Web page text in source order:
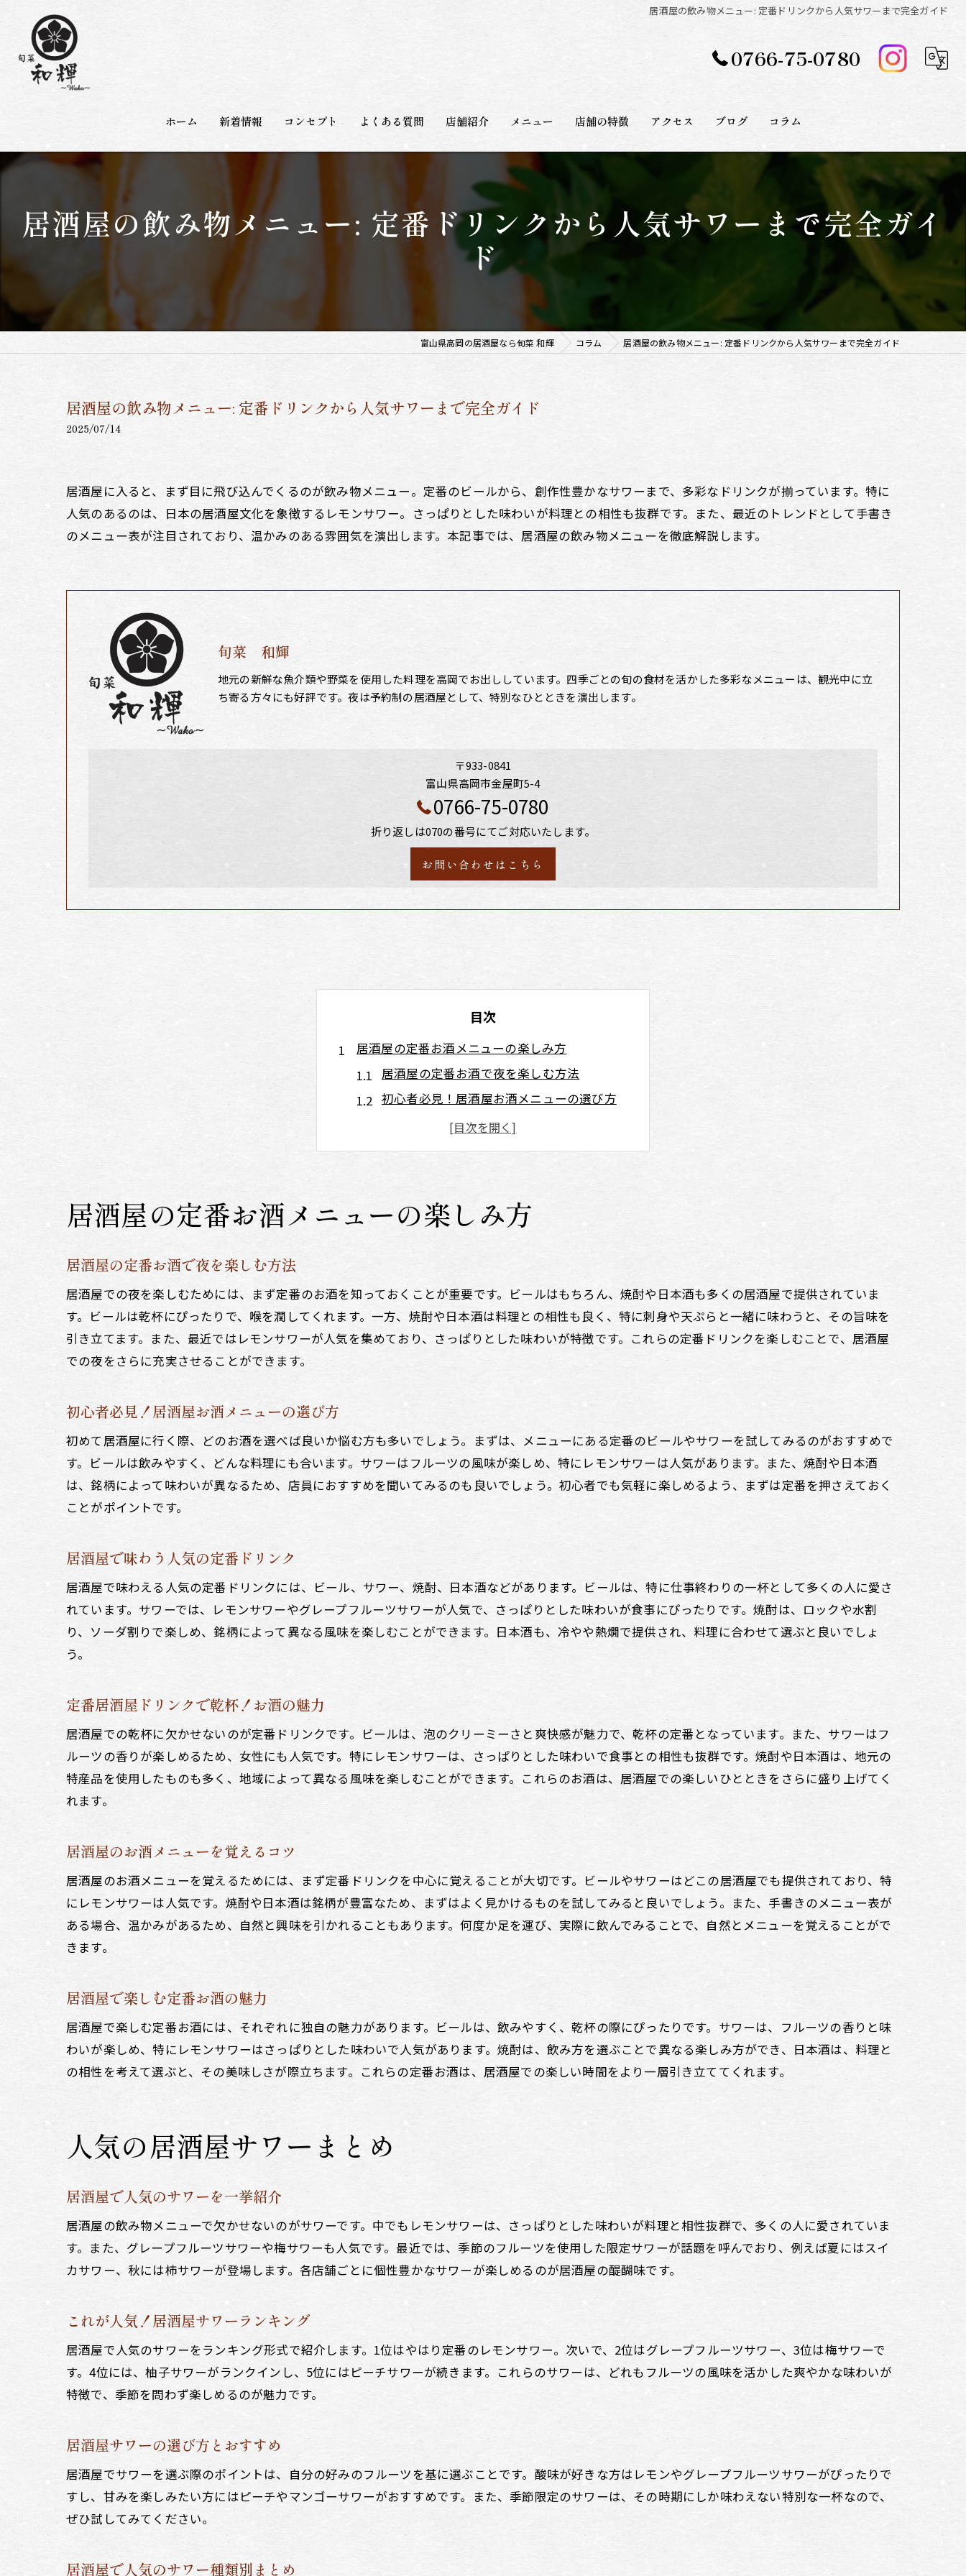
居酒屋の飲み物メニュー: 定番ドリンクから人気サワーまで完全ガイド
0766-75-0780
ホーム 新着情報 コンセプト よくある質問 店舗紹介 メニュー 店舗の特徴
宴会
アクセス ブログ コラム
居酒屋の飲み物メニュー: 定番ドリンクから人気サワーまで完全ガイ
ド
富山県高岡の居酒屋なら旬菜 和輝 コラム 居酒屋の飲み物メニュー: 定番ドリンクから人気サワーまで完全ガイド
居酒屋の飲み物メニュー: 定番ドリンクから人気サワーまで完全ガイド
2025/07/14
居酒屋に入ると、まず目に飛び込んでくるのが飲み物メニュー。定番のビールから、創作性豊かなサワーまで、多彩なドリンクが揃っています。特に
人気のあるのは、日本の居酒屋文化を象徴するレモンサワー。さっぱりとした味わいが料理との相性も抜群です。また、最近のトレンドとして手書き
のメニュー表が注目されており、温かみのある雰囲気を演出します。本記事では、居酒屋の飲み物メニューを徹底解説します。
旬菜 和輝
地元の新鮮な魚介類や野菜を使用した料理を高岡でお出ししています。四季ごとの旬の食材を活かした多彩なメニューは、観光中に立
ち寄る方々にも好評です。夜は予約制の居酒屋として、特別なひとときを演出します。
〒933-0841
富山県高岡市金屋町5-4
0766-75-0780
折り返しは070の番号にてご対応いたします。
お問い合わせはこちら
目次
居酒屋の定番お酒メニューの楽しみ方
居酒屋の定番お酒で夜を楽しむ方法
初心者必見！居酒屋お酒メニューの選び方
居酒屋で味わう人気の定番ドリンク
定番居酒屋ドリンクで乾杯！お酒の魅力
居酒屋で楽しむ定番お酒の魅力
人気の居酒屋サワーまとめ
居酒屋サワーの選び方とおすすめ
居酒屋で人気のサワー種類別まとめ
居酒屋サワーで乾杯！おすすめの一杯
居酒屋で人気のサワーを楽しむ秘訣
温かみのある手書き居酒屋メニュー
居酒屋の手書き飲み物メニューの魅力
居酒屋の人気ドリンクランキング発表
居酒屋で選ばれる人気のドリンクたち
居酒屋で試したい人気ドリンク一覧
人気居酒屋ドリンクランキングで選ぶ
居酒屋で飲みたいトップドリンク紹介
居酒屋のレモンサワーが人気の理由
居酒屋のレモンサワーが人気の秘密
レモンサワーが居酒屋で選ばれる理由
居酒屋でのレモンサワー人気の背景
居酒屋で注文すべき定番ドリンク
居酒屋で頼みたい定番ドリンクの魅力
居酒屋で選ぶべき定番ドリンク紹介
居酒屋の定番ドリンクで乾杯する理由
居酒屋文化を飲み物メニューで探る
居酒屋文化を飲み物メニューで楽しむ
居酒屋の飲み物メニューに込められた文化
居酒屋で楽しむ手書きのメニュー表
居酒屋で手書きメニューを楽しむコツ
手書きメニューがある居酒屋の魅力
居酒屋の定番お酒メニューの楽しみ方
居酒屋の定番お酒で夜を楽しむ方法
居酒屋での夜を楽しむためには、まず定番のお酒を知っておくことが重要です。ビールはもちろん、焼酎や日本酒も多くの居酒屋で提供されていま
す。ビールは乾杯にぴったりで、喉を潤してくれます。一方、焼酎や日本酒は料理との相性も良く、特に刺身や天ぷらと一緒に味わうと、その旨味を
引き立てます。また、最近ではレモンサワーが人気を集めており、さっぱりとした味わいが特徴です。これらの定番ドリンクを楽しむことで、居酒屋
での夜をさらに充実させることができます。
初心者必見！居酒屋お酒メニューの選び方
初めて居酒屋に行く際、どのお酒を選べば良いか悩む方も多いでしょう。まずは、メニューにある定番のビールやサワーを試してみるのがおすすめで
す。ビールは飲みやすく、どんな料理にも合います。サワーはフルーツの風味が楽しめ、特にレモンサワーは人気があります。また、焼酎や日本酒
は、銘柄によって味わいが異なるため、店員におすすめを聞いてみるのも良いでしょう。初心者でも気軽に楽しめるよう、まずは定番を押さえておく
ことがポイントです。
居酒屋で味わう人気の定番ドリンク
居酒屋で味わえる人気の定番ドリンクには、ビール、サワー、焼酎、日本酒などがあります。ビールは、特に仕事終わりの一杯として多くの人に愛さ
れています。サワーでは、レモンサワーやグレープフルーツサワーが人気で、さっぱりとした味わいが食事にぴったりです。焼酎は、ロックや水割
り、ソーダ割りで楽しめ、銘柄によって異なる風味を楽しむことができます。日本酒も、冷やや熱燗で提供され、料理に合わせて選ぶと良いでしょ
う。
定番居酒屋ドリンクで乾杯！お酒の魅力
居酒屋での乾杯に欠かせないのが定番ドリンクです。ビールは、泡のクリーミーさと爽快感が魅力で、乾杯の定番となっています。また、サワーはフ
ルーツの香りが楽しめるため、女性にも人気です。特にレモンサワーは、さっぱりとした味わいで食事との相性も抜群です。焼酎や日本酒は、地元の
特産品を使用したものも多く、地域によって異なる風味を楽しむことができます。これらのお酒は、居酒屋での楽しいひとときをさらに盛り上げてく
れます。
居酒屋のお酒メニューを覚えるコツ
居酒屋のお酒メニューを覚えるためには、まず定番ドリンクを中心に覚えることが大切です。ビールやサワーはどこの居酒屋でも提供されており、特
にレモンサワーは人気です。焼酎や日本酒は銘柄が豊富なため、まずはよく見かけるものを試してみると良いでしょう。また、手書きのメニュー表が
ある場合、温かみがあるため、自然と興味を引かれることもあります。何度か足を運び、実際に飲んでみることで、自然とメニューを覚えることがで
きます。
居酒屋で楽しむ定番お酒の魅力
居酒屋で楽しむ定番お酒には、それぞれに独自の魅力があります。ビールは、飲みやすく、乾杯の際にぴったりです。サワーは、フルーツの香りと味
わいが楽しめ、特にレモンサワーはさっぱりとした味わいで人気があります。焼酎は、飲み方を選ぶことで異なる楽しみ方ができ、日本酒は、料理と
の相性を考えて選ぶと、その美味しさが際立ちます。これらの定番お酒は、居酒屋での楽しい時間をより一層引き立ててくれます。
人気の居酒屋サワーまとめ
居酒屋で人気のサワーを一挙紹介
居酒屋の飲み物メニューで欠かせないのがサワーです。中でもレモンサワーは、さっぱりとした味わいが料理と相性抜群で、多くの人に愛されていま
す。また、グレープフルーツサワーや梅サワーも人気です。最近では、季節のフルーツを使用した限定サワーが話題を呼んでおり、例えば夏にはスイ
カサワー、秋には柿サワーが登場します。各店舗ごとに個性豊かなサワーが楽しめるのが居酒屋の醍醐味です。
これが人気！居酒屋サワーランキング
居酒屋で人気のサワーをランキング形式で紹介します。1位はやはり定番のレモンサワー。次いで、2位はグレープフルーツサワー、3位は梅サワーで
す。4位には、柚子サワーがランクインし、5位にはピーチサワーが続きます。これらのサワーは、どれもフルーツの風味を活かした爽やかな味わいが
特徴で、季節を問わず楽しめるのが魅力です。
居酒屋サワーの選び方とおすすめ
居酒屋でサワーを選ぶ際のポイントは、自分の好みのフルーツを基に選ぶことです。酸味が好きな方はレモンやグレープフルーツサワーがぴったりで
すし、甘みを楽しみたい方にはピーチやマンゴーサワーがおすすめです。また、季節限定のサワーは、その時期にしか味わえない特別な一杯なので、
ぜひ試してみてください。
居酒屋で人気のサワー種類別まとめ